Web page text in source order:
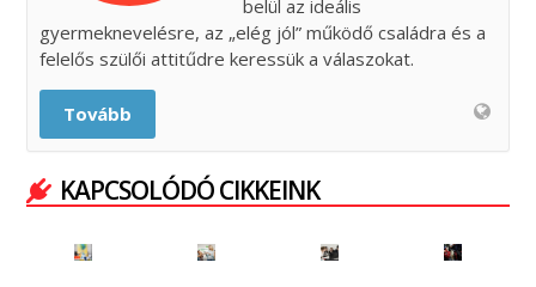
belül az ideális
gyermeknevelésre, az „elég jól” működő családra és a
felelős szülői attitűdre keressük a válaszokat.
Tovább
KAPCSOLÓDÓ CIKKEINK